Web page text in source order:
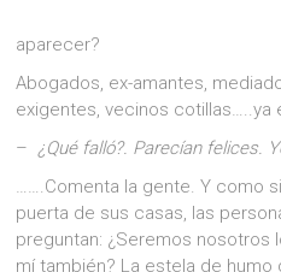
aparecer?
Abogados, ex-amantes,
exigentes, vecinos cotillas…..ya
– ¿Qué falló?. Parecían felices.
…….Comenta la gente. Y como
puerta de sus casas, las
preguntan: ¿Seremos nosotros
mí también? La estela de